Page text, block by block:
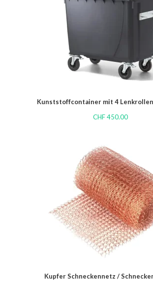
Kunststoffcontainer mit 4
CHF450.00
Kupfer Schneckennetz /